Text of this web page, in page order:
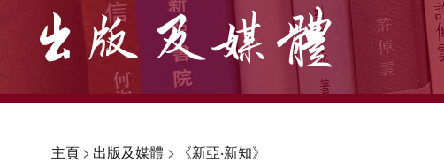
主頁> 出版及媒體 > 《新亞‧新知》